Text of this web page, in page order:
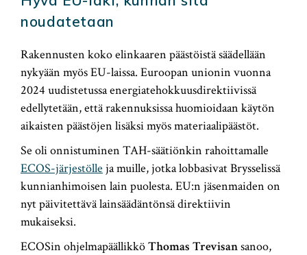
noudatetaan
Rakennusten koko elinkaaren päästöistä säädellään
nykyään myös EU-laissa. Euroopan unionin vuonna
2024 uudistetussa energiatehokkuusdirektiivissä
edellytetään, että rakennuksissa huomioidaan käytön
aikaisten päästöjen lisäksi myös materiaalipäästöt.
Se oli onnistuminen TAH-säätiönkin rahoittamalle
ECOS-järjestölle ja muille, jotka lobbasivat Brysselissä
kunnianhimoisen lain puolesta. EU:n jäsenmaiden on
nyt päivitettävä lainsäädäntönsä direktiivin
mukaiseksi.
ECOSin ohjelmapäällikköThomas Trevisansanoo,